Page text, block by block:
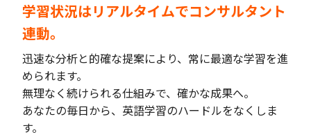
学習状況はリアルタイムでコンサルタント
連動。
迅速な分析と的確な提案により、常に最適な学習を進
められます。
無理なく続けられる仕組みで、確かな成果へ。
あなたの毎日から、英語学習のハードルをなくしま
す。